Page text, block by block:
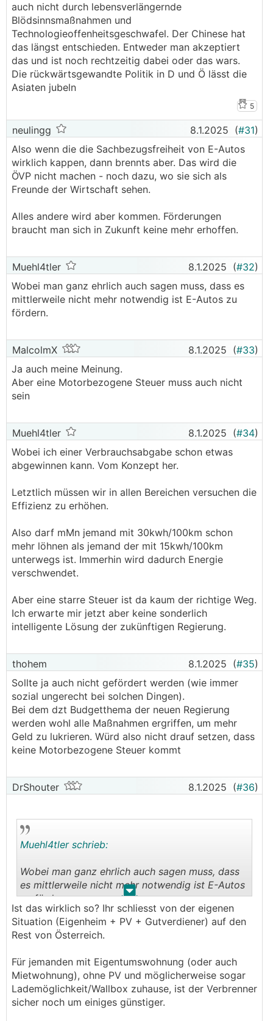
auch nicht durch lebensverlängernde
Blödsinnsmaßnahmen und
Technologieoffenheitsgeschwafel. Der Chinese hat
das längst entschieden. Entweder man akzeptiert
das und ist noch rechtzeitig dabei oder das wars.
Die rückwärtsgewandte Politik in D und Ö lässt die
Asiaten jubeln
5
neulingg 8.1.2025 (#31)
Also wenn die die Sachbezugsfreiheit von E-Autos
wirklich kappen, dann brennts aber. Das wird die
ÖVP nicht machen - noch dazu, wo sie sich als
Freunde der Wirtschaft sehen.
Alles andere wird aber kommen. Förderungen
braucht man sich in Zukunft keine mehr erhoffen.
Muehl4tler 8.1.2025 (#32)
Wobei man ganz ehrlich auch sagen muss, dass es
mittlerweile nicht mehr notwendig ist E-Autos zu
fördern.
MalcolmX 8.1.2025 (#33)
Ja auch meine Meinung.
Aber eine Motorbezogene Steuer muss auch nicht
sein
Muehl4tler 8.1.2025 (#34)
Wobei ich einer Verbrauchsabgabe schon etwas
abgewinnen kann. Vom Konzept her.
Letztlich müssen wir in allen Bereichen versuchen die
Effizienz zu erhöhen.
Also darf mMn jemand mit 30kwh/100km schon
mehr löhnen als jemand der mit 15kwh/100km
unterwegs ist. Immerhin wird dadurch Energie
verschwendet.
Aber eine starre Steuer ist da kaum der richtige Weg.
Ich erwarte mir jetzt aber keine sonderlich
intelligente Lösung der zukünftigen Regierung.
thohem 8.1.2025 (#35)
Sollte ja auch nicht gefördert werden (wie immer
sozial ungerecht bei solchen Dingen).
Bei dem dzt Budgetthema der neuen Regierung
werden wohl alle Maßnahmen ergriffen, um mehr
Geld zu lukrieren. Würd also nicht drauf setzen, dass
keine Motorbezogene Steuer kommt
DrShouter 8.1.2025 (#36)
. .
Muehl4tler schrieb:
Wobei man ganz ehrlich auch sagen muss, dass
es mittlerweile nicht mehr notwendig ist E-Autos
zu fördern.
Ist das wirklich so? Ihr schliesst von der eigenen
Situation (Eigenheim + PV + Gutverdiener) auf den
Rest von Österreich.
Für jemanden mit Eigentumswohnung (oder auch
Mietwohnung), ohne PV und möglicherweise sogar
Lademöglichkeit/Wallbox zuhause, ist der Verbrenner
sicher noch um einiges günstiger.